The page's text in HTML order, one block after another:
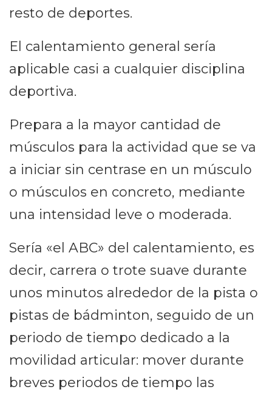
resto de deportes.
El calentamiento general sería
aplicable casi a cualquier disciplina
deportiva.
Prepara a la mayor cantidad de
músculos para la actividad que se va
a iniciar sin centrase en un músculo
o músculos en concreto, mediante
una intensidad leve o moderada.
Sería «el ABC» del calentamiento, es
decir, carrera o trote suave durante
unos minutos alrededor de la pista o
pistas de bádminton, seguido de un
periodo de tiempo dedicado a la
movilidad articular: mover durante
breves periodos de tiempo las